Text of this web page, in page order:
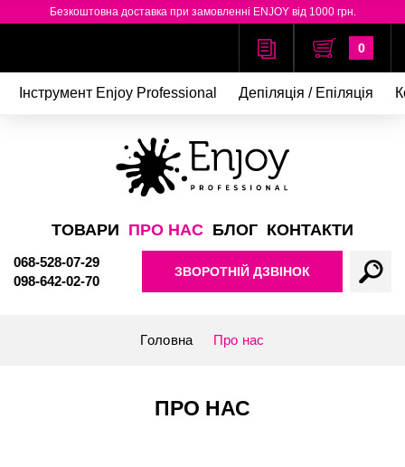
Безкоштовна доставка при замовленні ENJOY від 1000 грн.
0
Інструмент Enjoy Professional Депіляція / Епіляція
ТОВАРИ ПРО НАС БЛОГ КОНТАКТИ
068-528-07-29
098-642-02-70
ЗВОРОТНІЙ ДЗВІНОК
Головна Про нас
ПРО НАС